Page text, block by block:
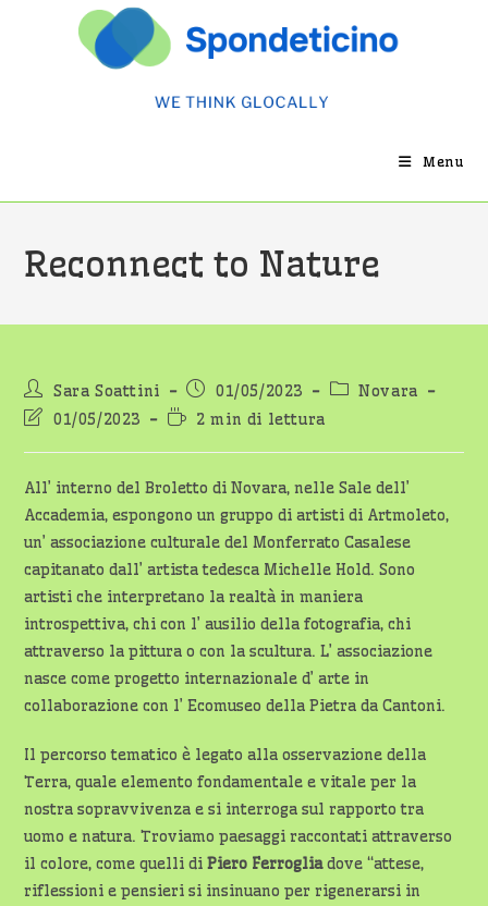
Menu
Reconnect to Nature
Autore
dell'articolo:
Sara Soattini
Articolo
pubblicato:
01/05/2023
Categoria
Novara
Ultima
dell'articolo:
01/05/2023
Tempo
lettura:
2 min di lettura
All’ interno del Broletto di Novara, nelle Sale dell’
Accademia, espongono un gruppo di artisti di Artmoleto,
un’ associazione culturale del Monferrato Casalese
capitanato dall’ artista tedesca Michelle Hold. Sono
artisti che interpretano la realtà in maniera
introspettiva, chi con l’ ausilio della fotografia, chi
attraverso la pittura o con la scultura. L’ associazione
nasce come progetto internazionale d’ arte in
collaborazione con l’ Ecomuseo della Pietra da Cantoni.
Il percorso tematico è legato alla osservazione della
Terra, quale elemento fondamentale e vitale per la
nostra sopravvivenza e si interroga sul rapporto tra
uomo e natura. Troviamo paesaggi raccontati attraverso
il colore, come quelli diPiero Ferrogliadove “attese,
riflessioni e pensieri si insinuano per rigenerarsi in